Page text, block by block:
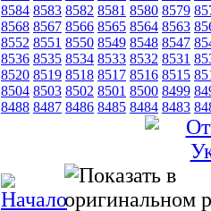
8584 8583 8582 8581 8580 8579
8568 8567 8566 8565 8564 8563
8552 8551 8550 8549 8548 8547
8536 8535 8534 8533 8532 8531
8520 8519 8518 8517 8516 8515
8504 8503 8502 8501 8500 8499
8488 8487 8486 8485 8484 8483